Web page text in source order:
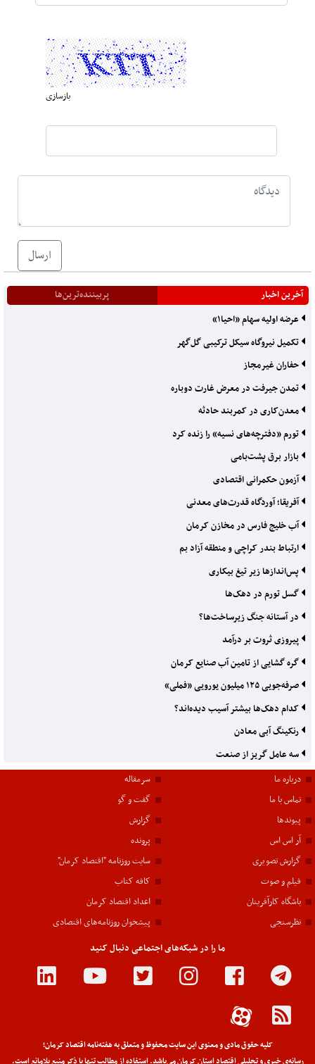
بازسازی
ارسال
آخرین اخبار
پربیننده‌ترین‌ها
عرضه اولیه سهام «احیا۱»
تکمیل نیروگاه سیکل ترکیبی گل‌گهر
حفاران غیرمجاز
تمدن جیرفت در معرض غارت دوباره
معدن‌کاری در کمربند حادثه
تورم «دفترچه‌های نسیه» را زنده کرد
بازار برق پشت‌بامی
آزمون حکمرانی اقتصادی
آفریقا؛ آوردگاه قدرت‌های معدنی
آب خلیج فارس در مخازن کرمان
ارتباط بندر کراچی و منطقه آزاد بم
پس‌اندازها زیر تیغ بیکاری
گسل تورم در دهک‌ها
در آستانه جنگ زیرساخت‌ها؟
پیروزی ثروت بر درآمد
گره گشایی از تامین آب صنایع کرمان
صرفه‌جویی ۱۲۵ میلیون یورویی «فملی»
کدام دهک‌ها بیشتر آسیب دیده‌اند؟
رنکینگ آبی معادن
سه عامل گریز از صنعت
درباره ما
تماس با ما
پیوندها
آر اس اس
سرمقاله
گفت و گو
گزارش
پرونده
گزارش تصویری
فیلم و صوت
باشگاه کارآفرینان
نظرسنجی
سایت روزنامه "اقتصاد کرمان"
کافه کتاب
اعداد اقتصاد کرمان
پیشخوان روزنامه‌های اقتصادی
ما را در شبکه‌های اجتماعی دنبال کنید
کلیه حقوق مادی و معنوی این سایت محفوظ و متعلق به هفته‌نامه اقتصاد کرمان؛